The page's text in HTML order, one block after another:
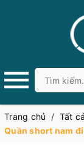
Trang chủ / Tất
Quần short nam